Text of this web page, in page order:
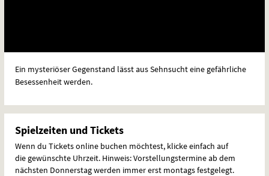
Ein mysteriöser Gegenstand lässt aus Sehnsucht eine gefährliche
Besessenheit werden.
Spielzeiten und Tickets
Wenn du Tickets online buchen möchtest, klicke einfach auf
die gewünschte Uhrzeit. Hinweis: Vorstellungstermine ab dem
nächsten Donnerstag werden immer erst montags festgelegt.